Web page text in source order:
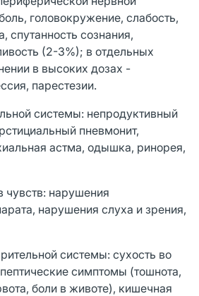
головокружение, слабость,
спутанность сознания,
(2-3%); в отдельных
в высоких дозах -
парестезии.
системы: непродуктивный
пневмонит,
астма, одышка, ринорея,
чувств: нарушения
нарушения слуха и зрения,
системы: сухость во
симптомы (тошнота,
боли в животе), кишечная